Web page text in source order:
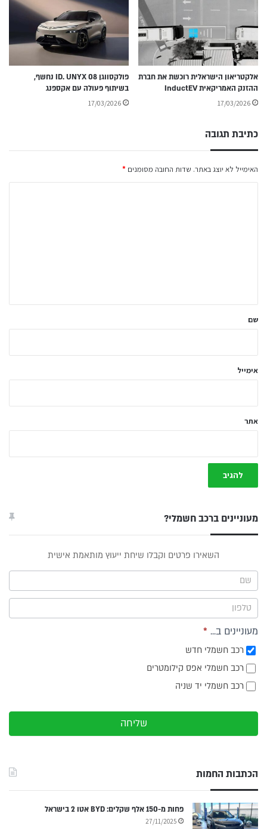
אלקטריאון הישראלית רוכשת את חברת
ההזנק האמריקאית InductEV
17/03/2026
פולקסווגן ID. UNYX 08 נחשף,
בשיתוף פעולה עם אקספנג
17/03/2026
כתיבת תגובה
האימייל לא יוצג באתר. שדות החובה מסומנים *
ל
שם
אימייל
אתר
מעוניינים ברכב חשמלי?
תפריט
צד
השאירו פרטים וקבלו שיחת ייעוץ מותאמת אישית
מעוניינים ב... *
רכב חשמלי חדש
רכב חשמלי אפס קילומטרים
רכב חשמלי יד שניה
שליחה
הכתבות החמות
פחות מ-150 אלף שקלים: BYD אטו 2 בישראל
27/11/2025